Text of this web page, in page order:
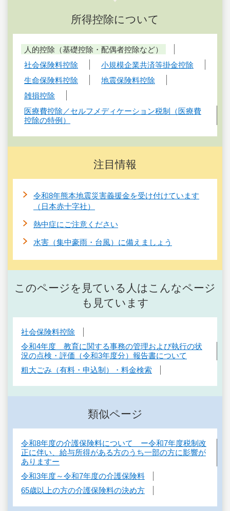
所得控除について
人的控除（基礎控除・配偶者控除など）
社会保険料控除
小規模企業共済等掛金控除
生命保険料控除
地震保険料控除
雑損控除
医療費控除／セルフメディケーション税制（医療費
控除の特例）
注目情報
令和8年熊本地震災害義援金を受け付けています
（日本赤十字社）
熱中症にご注意ください
水害（集中豪雨・台風）に備えましょう
このページを見ている人はこんなページ
も見ています
社会保険料控除
令和4年度 教育に関する事務の管理および執行の状
況の点検・評価（令和3年度分）報告書について
粗大ごみ（有料・申込制）・料金検索
類似ページ
令和8年度の介護保険料について ー令和7年度税制改
正に伴い、給与所得がある方のうち一部の方に影響が
ありますー
令和3年度～令和7年度の介護保険料
65歳以上の方の介護保険料の決め方